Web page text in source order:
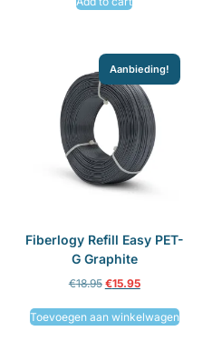
Aanbieding!
Fiberlogy Refill Easy PET-
G Graphite
€18.95 €15.95
Toevoegen aan winkelwagen